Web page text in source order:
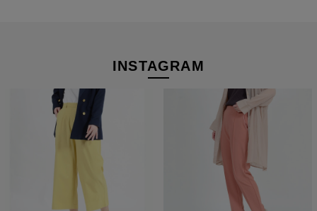
経験を積み重ねた人にしか分からない“本物のスタンダー
INSTAGRAM